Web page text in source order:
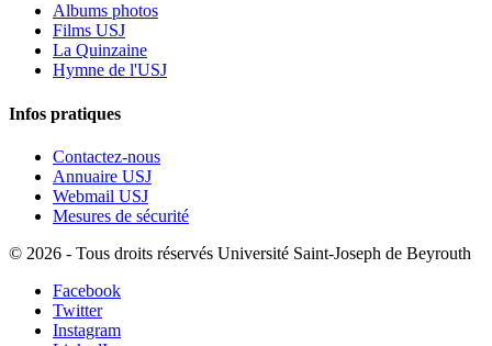
Albums photos
Films USJ
La Quinzaine
Hymne de l'USJ
Infos pratiques
Contactez-nous
Annuaire USJ
Webmail USJ
Mesures de sécurité
© 2026 - Tous droits réservés Université Saint-Joseph de Beyrouth
Facebook
Twitter
Instagram